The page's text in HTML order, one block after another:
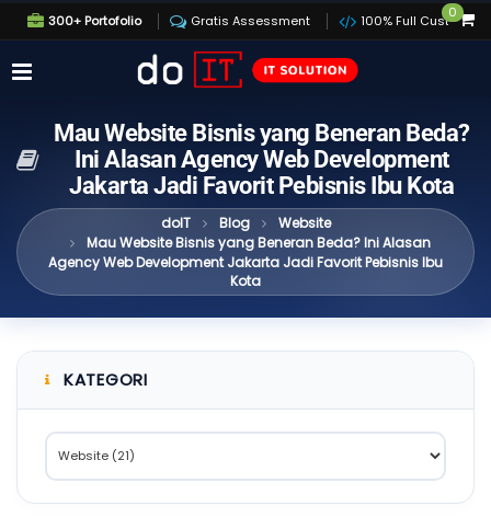
300+ Portofolio Gratis Assessment 100% Full Custom
0
Mau Website Bisnis yang Beneran Beda?
Ini Alasan Agency Web Development
Jakarta Jadi Favorit Pebisnis Ibu Kota
doIT Blog
Website
Mau Website Bisnis yang Beneran Beda? Ini Alasan
Agency Web Development Jakarta Jadi Favorit Pebisnis Ibu
Kota
KATEGORI